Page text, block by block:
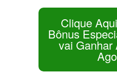
Clique
Bônus
vai Ganhar